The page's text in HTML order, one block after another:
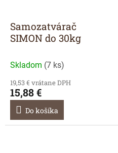
Samozatvárač
SIMON do 30kg
Skladom (7 ks)
19,53 € vrátane DPH
15,88 €
Do košíka